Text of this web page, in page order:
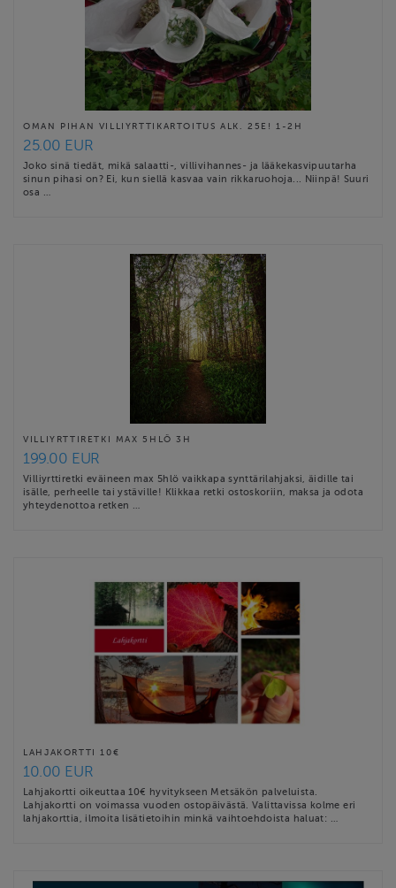
OMAN PIHAN VILLIYRTTIKARTOITUS ALK. 25E! 1-2H
25.00 EUR
Joko sinä tiedät, mikä salaatti-, villivihannes- ja lääkekasvipuutarha
sinun pihasi on? Ei, kun siellä kasvaa vain rikkaruohoja... Niinpä! Suuri
osa …
VILLIYRTTIRETKI MAX 5HLÖ 3H
199.00 EUR
Villiyrttiretki eväineen max 5hlö vaikkapa synttärilahjaksi, äidille tai
isälle, perheelle tai ystäville! Klikkaa retki ostoskoriin, maksa ja odota
yhteydenottoa retken …
LAHJAKORTTI 10€
10.00 EUR
Lahjakortti oikeuttaa 10€ hyvitykseen Metsäkön palveluista.
Lahjakortti on voimassa vuoden ostopäivästä. Valittavissa kolme eri
lahjakorttia, ilmoita lisätietoihin minkä vaihtoehdoista haluat: …